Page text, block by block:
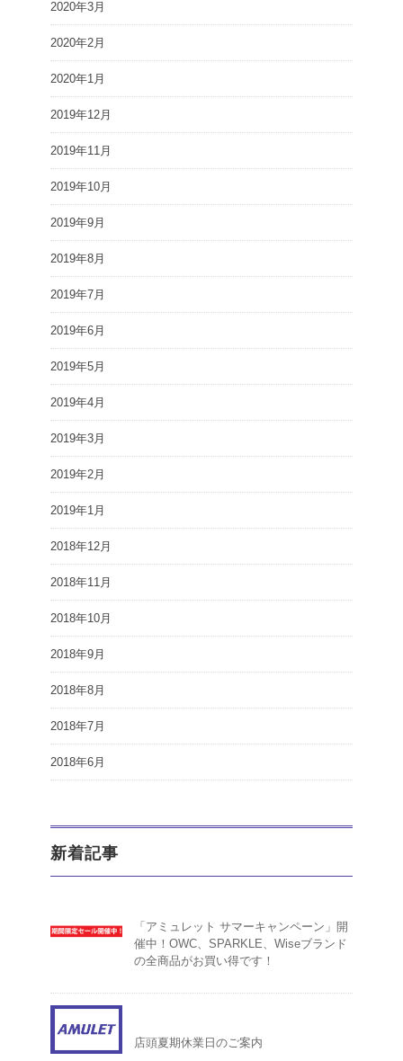
2020年3月
2020年2月
2020年1月
2019年12月
2019年11月
2019年10月
2019年9月
2019年8月
2019年7月
2019年6月
2019年5月
2019年4月
2019年3月
2019年2月
2019年1月
2018年12月
2018年11月
2018年10月
2018年9月
2018年8月
2018年7月
2018年6月
新着記事
「アミュレット サマーキャンペーン」開
催中！OWC、SPARKLE、Wiseブランド
の全商品がお買い得です！
店頭夏期休業日のご案内